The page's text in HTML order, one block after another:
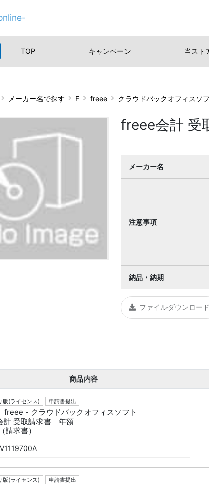
TOP キャンペーン 当スト
メーカー名で探す F freee クラウドバックオフィスソ
freee会計
メーカー名
注意事項
納品・納期
ファイルダウンロード
商品内容
版(ライセンス) 申請書提出
freee - クラウドバックオフィスソフト
計 受取請求書 年額
請求書）
版(ライセンス) 申請書提出